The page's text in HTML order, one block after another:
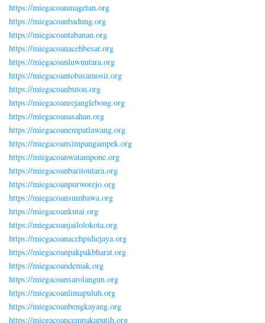
https://miegacoanmagetan.org
https://miegacoanbadung.org
https://miegacoantabanan.org
https://miegacoanacehbesar.org
https://miegacoanluwuutara.org
https://miegacoantobasamosir.org
https://miegacoanbuton.org
https://miegacoanrejanglebong.org
https://miegacoanasahan.org
https://miegacoanempatlawang.org
https://miegacoansimpangampek.org
https://miegacoanwatampone.org
https://miegacoanbaritoutara.org
https://miegacoanpurworejo.org
https://miegacoansumbawa.org
https://miegacoankutai.org
https://miegacoanjailolokota.org
https://miegacoanacehpidiejaya.org
https://miegacoanpakpakbharat.org
https://miegacoandemak.org
https://miegacoansarolangun.org
https://miegacoanlimapuluh.org
https://miegacoanbengkayang.org
https://miegacoancempakaputih.org